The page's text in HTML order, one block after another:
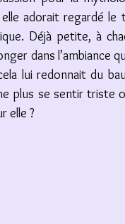
adorait regardé le
Déjà petite, à
dans l’ambiance
lui redonnait du
plus se sentir triste
elle ?